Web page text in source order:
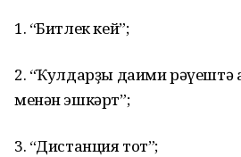
1. “Битлек кей”;
2. “Ҡулдарҙы даими рәүештә
менән эшкәрт”;
3. “Дистанция тот”;